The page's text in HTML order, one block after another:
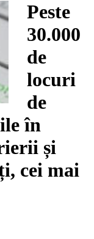
Peste
30.000
de
locuri
de
în
și
cei mai